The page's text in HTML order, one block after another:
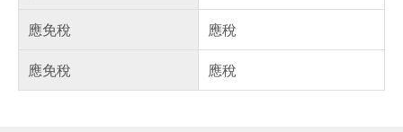
應免稅
應稅
應免稅
應稅